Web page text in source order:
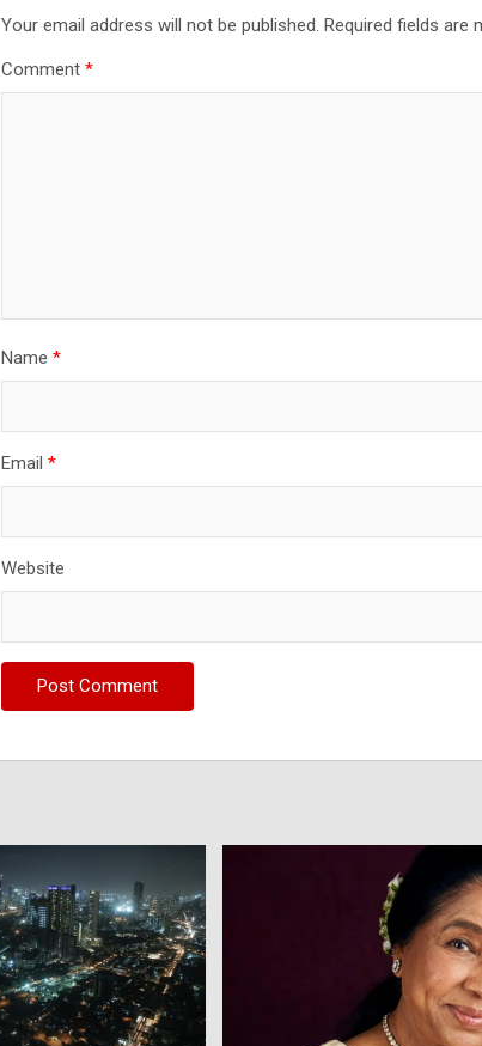
Your email address will not be published. Required fields are
Comment *
Name *
Email *
Website